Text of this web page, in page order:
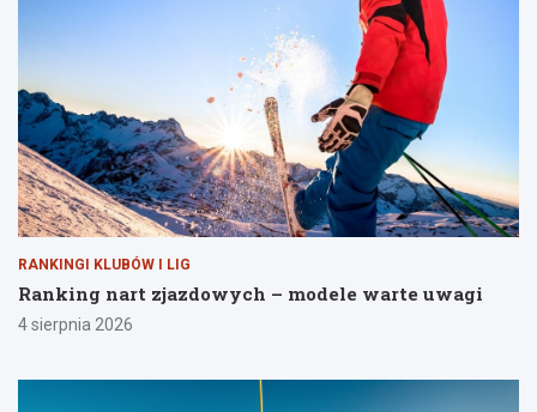
RANKINGI KLUBÓW I LIG
Ranking nart zjazdowych – modele warte uwagi
4 sierpnia 2026